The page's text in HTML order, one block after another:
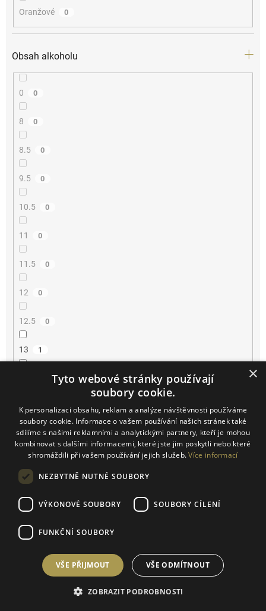
Oranžové 0
Obsah alkoholu
0 0
8 0
8.5 0
9.5 0
10.5 0
11 0
11.5 0
12 0
12.5 0
13 1
14 0
14.2 0
×
Tyto webové stránky používají
soubory cookie.
K personalizaci obsahu, reklam a analýze návštěvnosti používáme
soubory cookie. Informace o vašem používání našich stránek také
sdílíme s našimi reklamními a analytickými partnery, kteří je mohou
kombinovat s dalšími informacemi, které jste jim poskytli nebo které
shromáždili při vašem používání jejich služeb.Více informací
NEZBYTNĚ NUTNÉ SOUBORY
VÝKONOVÉ SOUBORY SOUBORY CÍLENÍ
FUNKČNÍ SOUBORY
VŠE PŘIJMOUT VŠE ODMÍTNOUT
ZOBRAZIT PODROBNOSTI